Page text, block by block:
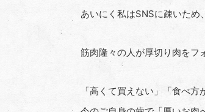
あいにく私はSNSに疎いため
筋肉隆々の人が厚切り肉をフ
「高くて買えない」「食べ